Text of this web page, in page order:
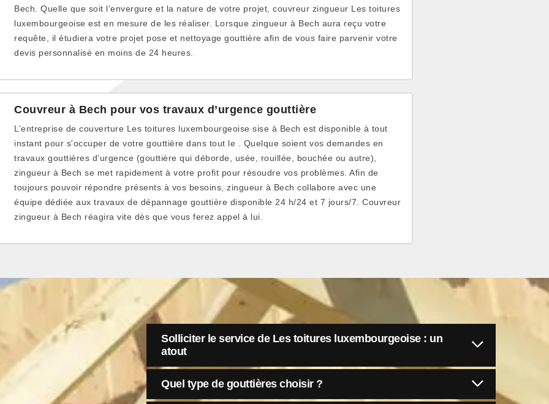
Bech. Quelle que soit l’envergure et la nature de votre projet, couvreur zingueur Les toitures
luxembourgeoise est en mesure de les réaliser. Lorsque zingueur à Bech aura reçu votre
requête, il étudiera votre projet pose et nettoyage gouttière afin de vous faire parvenir votre
devis personnalisé en moins de 24 heures.
Couvreur à Bech pour vos travaux d’urgence gouttière
L’entreprise de couverture Les toitures luxembourgeoise sise à Bech est disponible à tout
instant pour s'occuper de votre gouttière dans tout le . Quelque soient vos demandes en
travaux gouttières d’urgence (gouttière qui déborde, usée, rouillée, bouchée ou autre),
zingueur à Bech se met rapidement à votre profit pour résoudre vos problèmes. Afin de
toujours pouvoir répondre présents à vos besoins, zingueur à Bech collabore avec une
équipe dédiée aux travaux de dépannage gouttière disponible 24 h/24 et 7 jours/7. Couvreur
zingueur à Bech réagira vite dès que vous ferez appel à lui.
Solliciter le service de Les toitures luxembourgeoise : un
atout
Quel type de gouttières choisir ?